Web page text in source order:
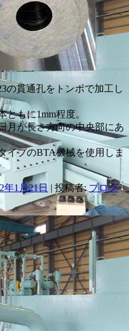
の貫通孔をトンボで加工し
もに1mm程度。
月が長さ方向の中央部にあ
イプのBTA機械を使用しま
年1月21日 | 投稿者:ブログ